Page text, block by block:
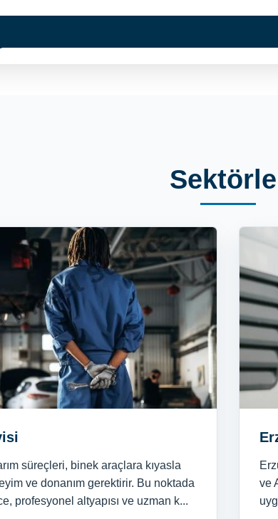
süreçleri, binek araçlara kıyasla
ve donanım gerektirir. Bu noktada
profesyonel altyapısı ve uzman k...
ve